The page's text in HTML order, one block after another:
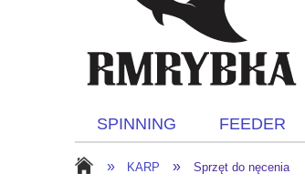
SPINNING FEEDER
» KARP » Sprzęt do nęcenia